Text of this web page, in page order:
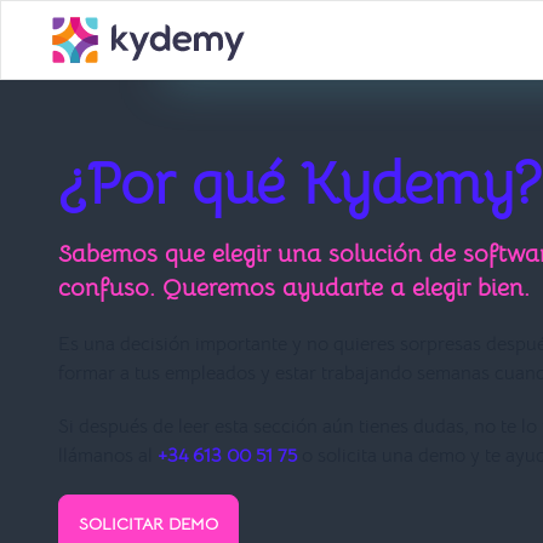
¿Por qué Kydemy?
Sabemos que elegir una solución de
confuso. Queremos ayudarte a elegir bien.
Es una decisión importante y no quieres sorpresas
formar a tus empleados y estar trabajando semanas
+34 613 00 51 75o solicita una demo y te
SOLICITAR DEMO